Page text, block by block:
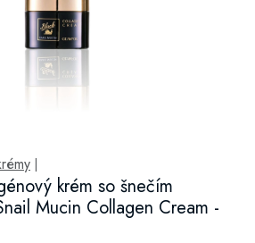
|
krém so šnečím
Mucin Collagen Cream -